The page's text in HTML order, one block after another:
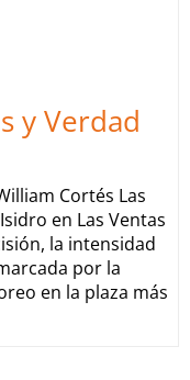
y Verdad
Cortés Las
en Las Ventas
la intensidad
por la
en la plaza más